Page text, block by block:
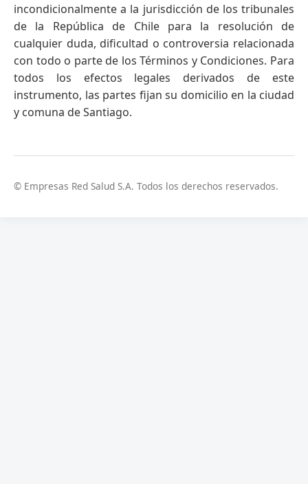
incondicionalmente a la jurisdicción de los tribunales
de la República de Chile para la resolución de
cualquier duda, dificultad o controversia relacionada
con todo o parte de los Términos y Condiciones. Para
todos los efectos legales derivados de este
instrumento, las partes fijan su domicilio en la ciudad
y comuna de Santiago.
© Empresas Red Salud S.A. Todos los derechos reservados.